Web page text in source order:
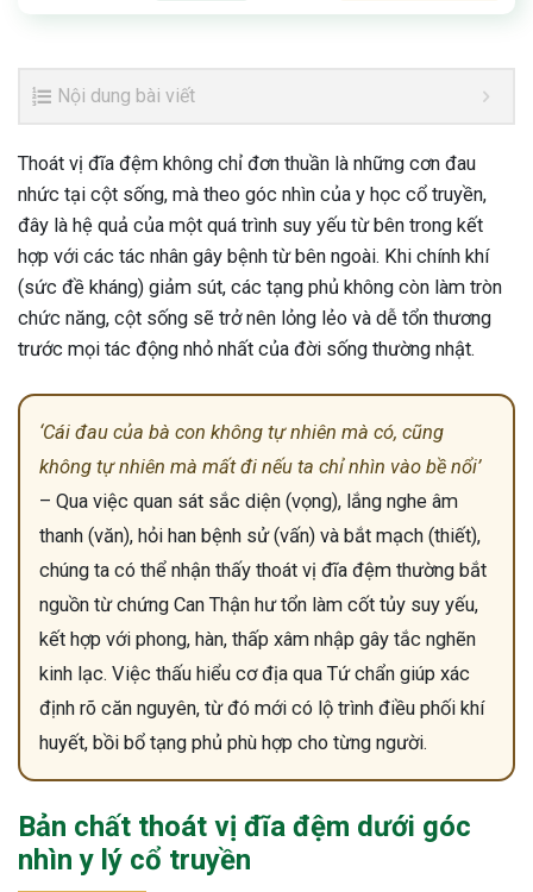
Nội dung bài viết
Thoát vị đĩa đệm không chỉ đơn thuần là những cơn đau
nhức tại cột sống, mà theo góc nhìn của y học cổ truyền,
đây là hệ quả của một quá trình suy yếu từ bên trong kết
hợp với các tác nhân gây bệnh từ bên ngoài. Khi chính khí
(sức đề kháng) giảm sút, các tạng phủ không còn làm tròn
chức năng, cột sống sẽ trở nên lỏng lẻo và dễ tổn thương
trước mọi tác động nhỏ nhất của đời sống thường nhật.
‘Cái đau của bà con không tự nhiên mà có, cũng
không tự nhiên mà mất đi nếu ta chỉ nhìn vào bề nổi’
– Qua việc quan sát sắc diện (vọng), lắng nghe âm
thanh (văn), hỏi han bệnh sử (vấn) và bắt mạch (thiết),
chúng ta có thể nhận thấy thoát vị đĩa đệm thường bắt
nguồn từ chứng Can Thận hư tổn làm cốt tủy suy yếu,
kết hợp với phong, hàn, thấp xâm nhập gây tắc nghẽn
kinh lạc. Việc thấu hiểu cơ địa qua Tứ chẩn giúp xác
định rõ căn nguyên, từ đó mới có lộ trình điều phối khí
huyết, bồi bổ tạng phủ phù hợp cho từng người.
Bản chất thoát vị đĩa đệm dưới góc
nhìn y lý cổ truyền